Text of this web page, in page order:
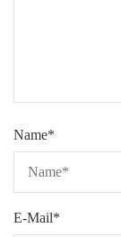
Name*
E-Mail*